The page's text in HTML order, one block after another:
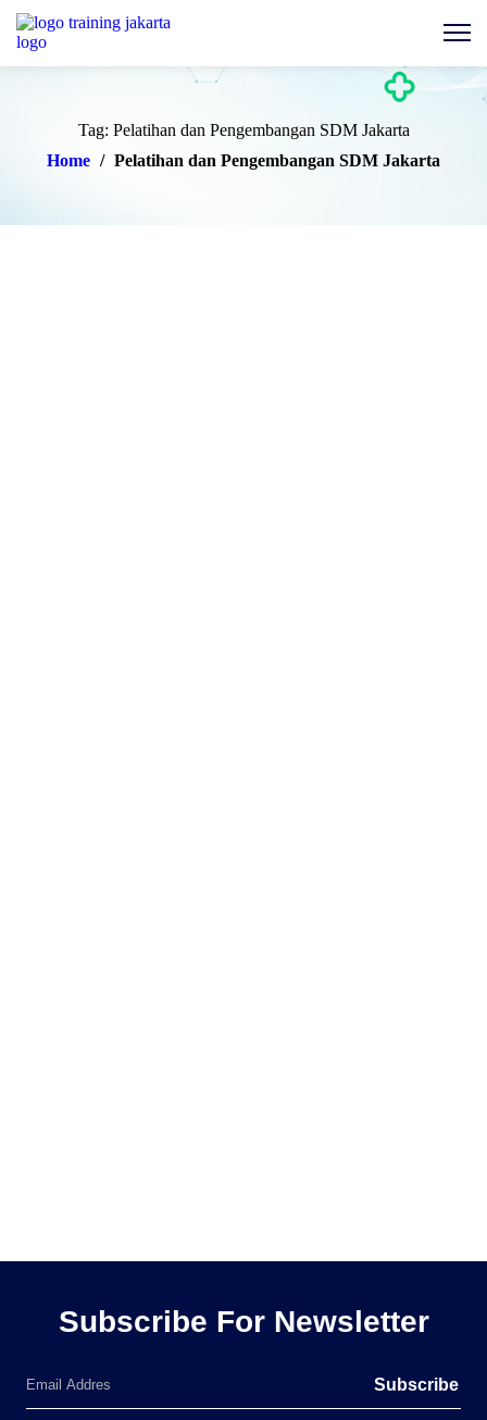
Tag: Pelatihan dan Pengembangan SDM Jakarta
Home / Pelatihan dan Pengembangan SDM Jakarta
Subscribe For Newsletter
Subscribe